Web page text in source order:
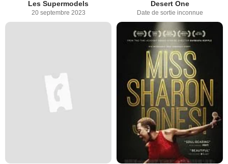
Les Supermodels
20 septembre 2023
Desert One
Date de sortie inconnue